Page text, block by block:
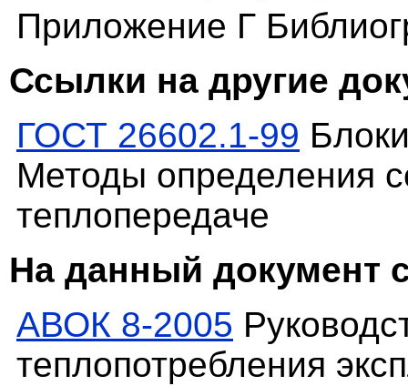
Приложение Г
Ссылки на другие
ГОСТ 26602.1-99
Методы определения
теплопередаче
На данный документ
АВОК 8-2005
теплопотребления